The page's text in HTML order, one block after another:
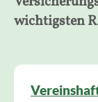
wichtigsten